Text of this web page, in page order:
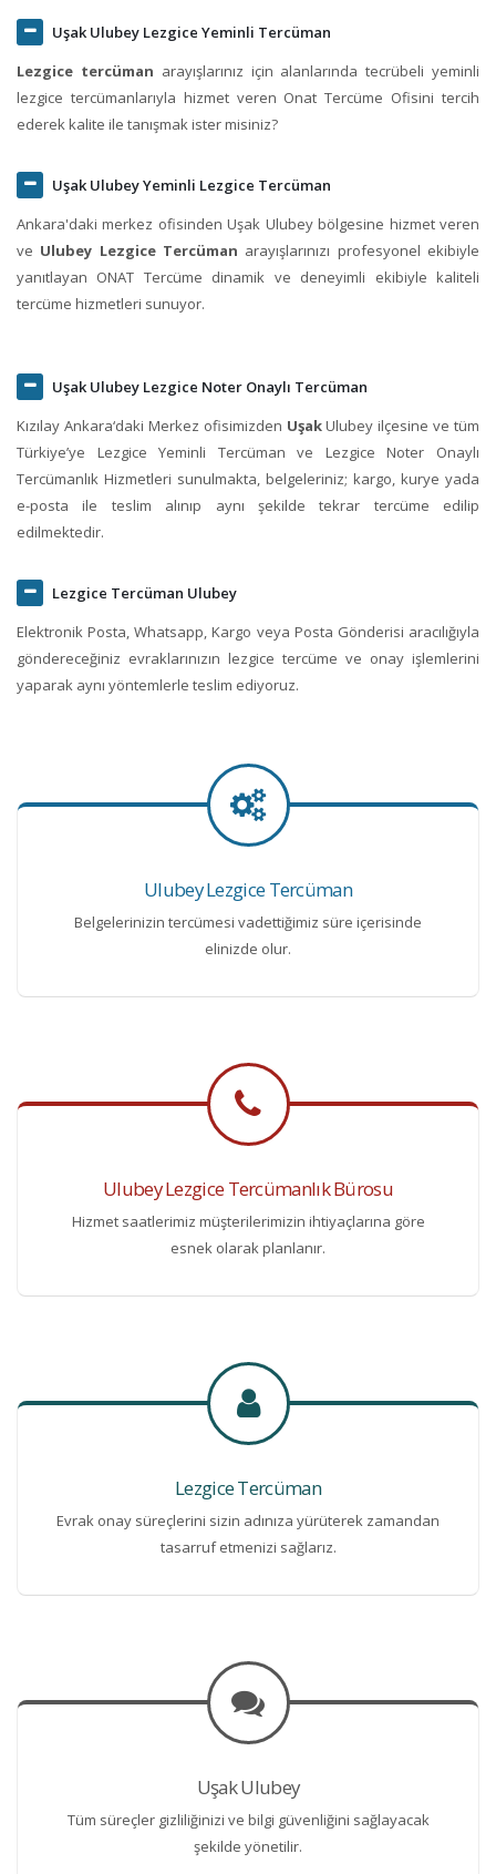
Uşak Ulubey Lezgice Yeminli Tercüman
Lezgice tercüman arayışlarınız için alanlarında tecrübeli yeminli
lezgice tercümanlarıyla hizmet veren Onat Tercüme Ofisini tercih
ederek kalite ile tanışmak ister misiniz?
Uşak Ulubey Yeminli Lezgice Tercüman
Ankara'daki merkez ofisinden Uşak Ulubey bölgesine hizmet veren
ve Ulubey Lezgice Tercüman arayışlarınızı profesyonel ekibiyle
yanıtlayan ONAT Tercüme dinamik ve deneyimli ekibiyle kaliteli
tercüme hizmetleri sunuyor.
Uşak Ulubey Lezgice Noter Onaylı Tercüman
Kızılay Ankara‘daki Merkez ofisimizden UşakUlubey ilçesine ve tüm
Türkiye’ye Lezgice Yeminli Tercüman ve Lezgice Noter Onaylı
Tercümanlık Hizmetleri sunulmakta, belgeleriniz; kargo, kurye yada
e-posta ile teslim alınıp aynı şekilde tekrar tercüme edilip
edilmektedir.
Lezgice Tercüman Ulubey
Elektronik Posta, Whatsapp, Kargo veya Posta Gönderisi aracılığıyla
göndereceğiniz evraklarınızın lezgice tercüme ve onay işlemlerini
yaparak aynı yöntemlerle teslim ediyoruz.
Ulubey Lezgice Tercüman
Belgelerinizin tercümesi vadettiğimiz süre içerisinde
elinizde olur.
Ulubey Lezgice Tercümanlık Bürosu
Hizmet saatlerimiz müşterilerimizin ihtiyaçlarına göre
esnek olarak planlanır.
Lezgice Tercüman
Evrak onay süreçlerini sizin adınıza yürüterek zamandan
tasarruf etmenizi sağlarız.
Uşak Ulubey
Tüm süreçler gizliliğinizi ve bilgi güvenliğini sağlayacak
şekilde yönetilir.